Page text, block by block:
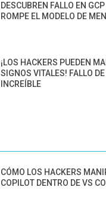
DESCUBREN FALLO EN
ROMPE EL MODELO DE
¡LOS HACKERS PUEDEN
SIGNOS VITALES! FALLO
INCREÍBLE
CÓMO LOS HACKERS
COPILOT DENTRO DE VS